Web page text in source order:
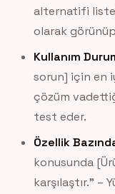
alternatifi
olarak
Kullanım
sorun] için en
çözüm
test eder.
Özellik
konusunda
karşılaştır.” –